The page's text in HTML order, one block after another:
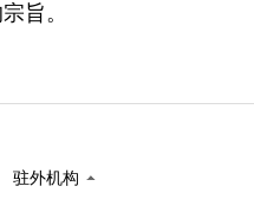
旨。
驻外机构